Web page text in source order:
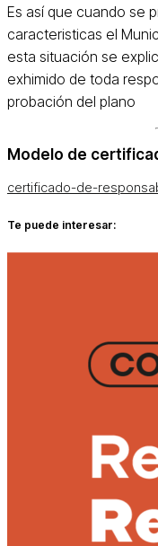
Es así que cuando se
caracteristicas el
esta situación se
exhimido de toda
probación del plano
Modelo de
certificado-de-
Te puede interesar: